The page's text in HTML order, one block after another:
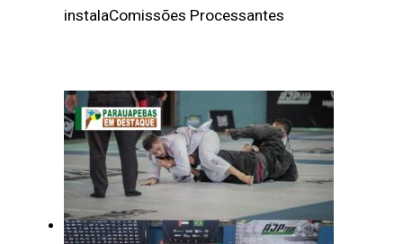
instalaComissões Processantes